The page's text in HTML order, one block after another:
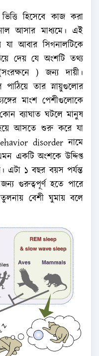
হিসেবে কাজ করা
আসার মাধ্যমে। এই
যা আবার সিগনালটিকে
দেয় যে অংশটি তথ্য
) জন্য দায়ী।
তার স্নায়ুগুলোর
মাংশ পেশীগুলোকে
ব্যাঘাত ঘটলে মানুষ
হয়ে আসতে শুরু করে যা
disorder নামে
একটি অংশকে ‍উদ্দিপ্ত
এটা ১ বছর বয়স পর্যন্ত
জন্য গুরুত্বপূর্ণ হতে পারে
তুলনায় বেশী ঘুমায় বলে